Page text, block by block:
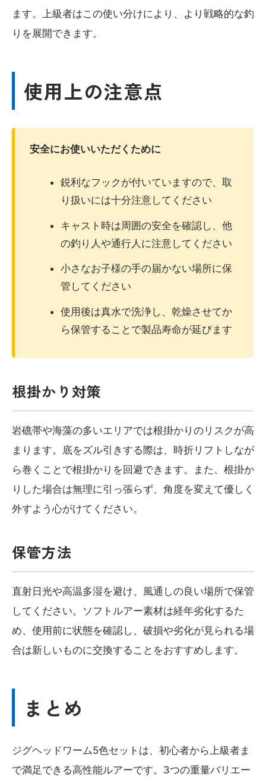
ます。上級者はこの使い分けにより、より戦略的な釣
りを展開できます。
使用上の注意点
安全にお使いいただくために
鋭利なフックが付いていますので、取
り扱いには十分注意してください
キャスト時は周囲の安全を確認し、他
の釣り人や通行人に注意してください
小さなお子様の手の届かない場所に保
管してください
使用後は真水で洗浄し、乾燥させてか
ら保管することで製品寿命が延びます
根掛かり対策
岩礁帯や海藻の多いエリアでは根掛かりのリスクが高
まります。底をズル引きする際は、時折リフトしなが
ら巻くことで根掛かりを回避できます。また、根掛か
りした場合は無理に引っ張らず、角度を変えて優しく
外すよう心がけてください。
保管方法
直射日光や高温多湿を避け、風通しの良い場所で保管
してください。ソフトルアー素材は経年劣化するた
め、使用前に状態を確認し、破損や劣化が見られる場
合は新しいものに交換することをおすすめします。
まとめ
ジグヘッドワーム5色セットは、初心者から上級者ま
で満足できる高性能ルアーです。3つの重量バリエー